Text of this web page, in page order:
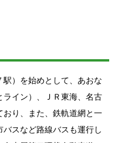
）を始めとして、あおな
イン）、ＪＲ東海、名古
り、また、鉄軌道網と一
スなど路線バスも運行し